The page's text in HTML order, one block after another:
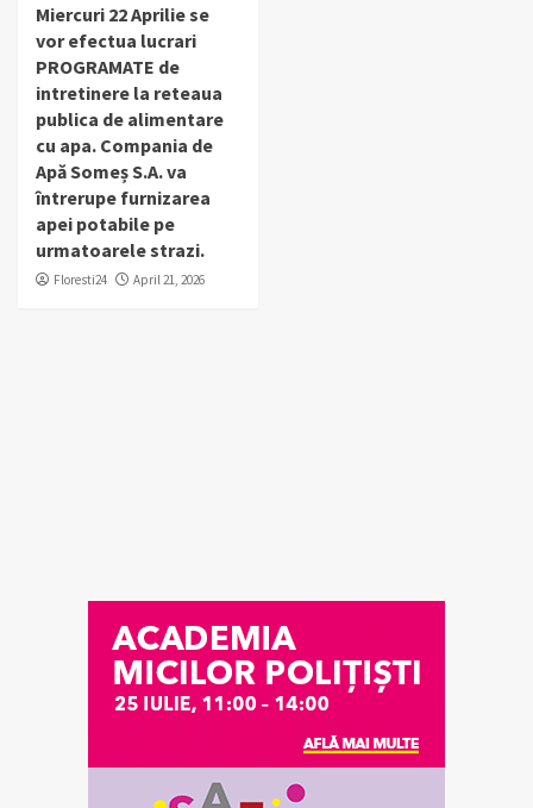
Miercuri 22 Aprilie se
vor efectua lucrari
PROGRAMATE de
intretinere la reteaua
publica de alimentare
cu apa. Compania de
Apă Someș S.A. va
întrerupe furnizarea
apei potabile pe
urmatoarele strazi.
Floresti24 April 21, 2026